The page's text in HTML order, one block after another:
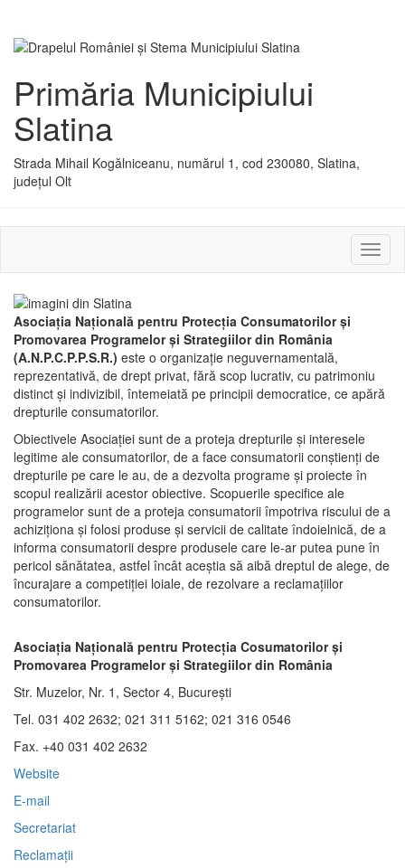
Primăria Municipiului
Slatina
Strada Mihail Kogălniceanu, numărul 1, cod 230080, Slatina,
județul Olt
sau
Asociaţia Naţională pentru Protecţia Consumatorilor şi
Promovarea Programelor şi Strategiilor din România
(A.N.P.C.P.P.S.R.) este o organizaţie neguvernamentală,
reprezentativă, de drept privat, fără scop lucrativ, cu patrimoniu
distinct şi indivizibil, întemeiată pe principii democratice, ce apără
drepturile consumatorilor.
Obiectivele Asociaţiei sunt de a proteja drepturile şi interesele
legitime ale consumatorilor, de a face consumatorii conştienţi de
drepturile pe care le au, de a dezvolta programe şi proiecte în
scopul realizării acestor obiective. Scopuerile specifice ale
programelor sunt de a proteja consumatorii împotriva riscului de a
achiziţiona şi folosi produse şi servicii de calitate îndoielnică, de a
informa consumatorii despre produsele care le-ar putea pune în
pericol sănătatea, astfel încât aceştia să aibă dreptul de alege, de
încurajare a competiţiei loiale, de rezolvare a reclamaţiilor
consumatorilor.
Asociaţia Naţională pentru Protecţia Cosumatorilor şi
Promovarea Programelor şi Strategiilor din România
Str. Muzelor, Nr. 1, Sector 4, Bucureşti
Tel. 031 402 2632; 021 311 5162; 021 316 0546
Fax. +40 031 402 2632
Website
E-mail
Secretariat
Reclamaţii